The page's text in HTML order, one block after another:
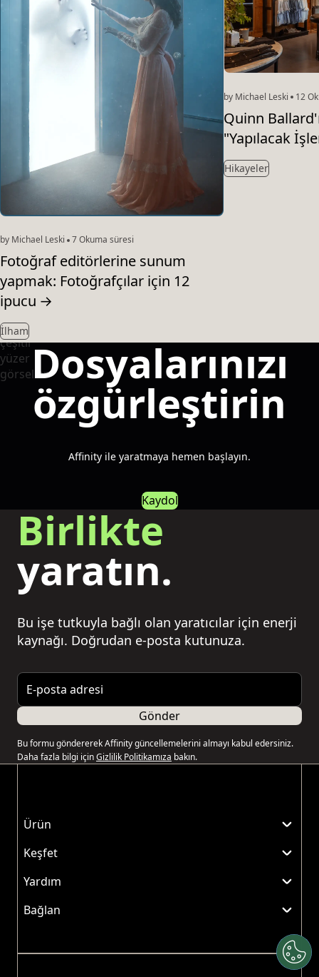
by Michael Leski 7 Okuma süresi
Fotoğraf editörlerine sunum
yapmak: Fotoğrafçılar için 12
ipucu →
İlham
by Michael Leski 12
Quinn
"Yapılacak
Hikayeler
Dosyalarınızı
özgürleştirin
Affinity ile yaratmaya hemen başlayın.
Kaydol
Birlikte
yaratın.
Bu işe tutkuyla bağlı olan yaratıcılar için enerji
kaynağı. Doğrudan e-posta kutunuza.
E-posta adresi
Gönder
Bu formu göndererek Affinity güncellemelerini almayı kabul edersiniz.
Daha fazla bilgi içinGizlilik Politikamıza bakın.
Ürün
Keşfet
Yardım
Bağlan